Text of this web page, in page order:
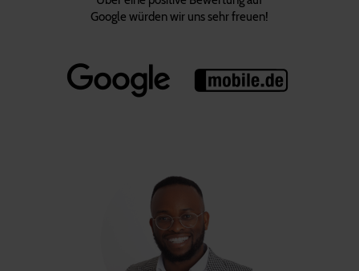
Google würden wir uns sehr freuen!